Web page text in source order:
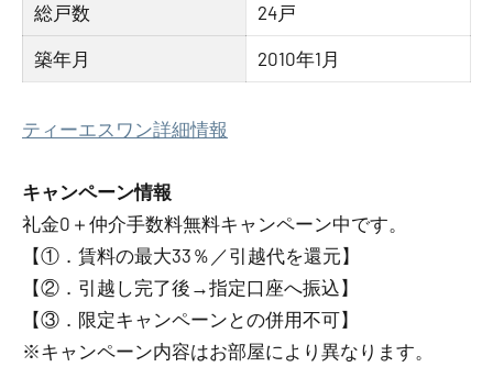
総戸数 24戸
築年月 2010年1月
ティーエスワン詳細情報
キャンペーン情報
礼金0 ＋ 仲介手数料無料キャンペーン中です。
【①．賃料の最大33％／引越代を還元】
【②．引越し完了後→指定口座へ振込】
【③．限定キャンペーンとの併用不可】
※キャンペーン内容はお部屋により異なります。